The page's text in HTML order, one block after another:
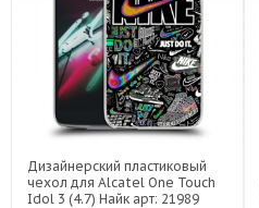
Дизайнерский пластиковый
чехол для Alcatel One Touch
Idol 3 (4.7) Найк арт: 21989